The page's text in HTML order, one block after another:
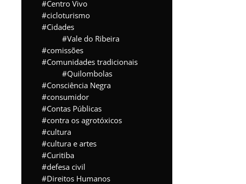
Centro Vivo
cicloturismo
Cidades
Vale do Ribeira
comissões
Comunidades tradicionais
Quilombolas
Consciência Negra
consumidor
Contas Públicas
contra os agrotóxicos
cultura
cultura e artes
Curitiba
defesa civil
Direitos Humanos